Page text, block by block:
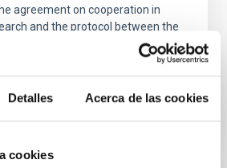
Detalles Acerca de las cookies
cookies
agreement on cooperation in
and the protocol between the
Kingdom of Spain, the Kingdom